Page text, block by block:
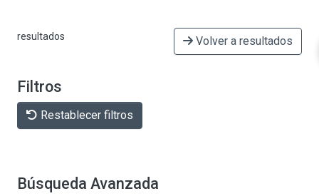
resultados Volver a resultados
Filtros
Restablecer filtros
Búsqueda Avanzada